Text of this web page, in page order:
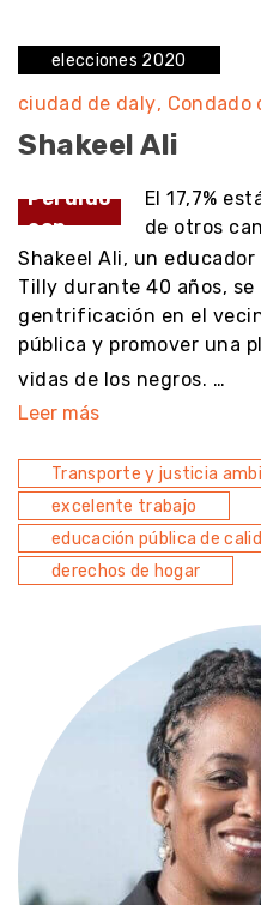
elecciones 2020
ciudad de daly Condado
Shakeel Ali
Perdido
con
El 17,7%
de otros
Shakeel Ali, un
Tilly durante 40 años,
gentrificación en el
pública y promover una
vidas de los negros. …
Leer más
Transporte y justicia
excelente trabajo
educación pública de
derechos de hogar